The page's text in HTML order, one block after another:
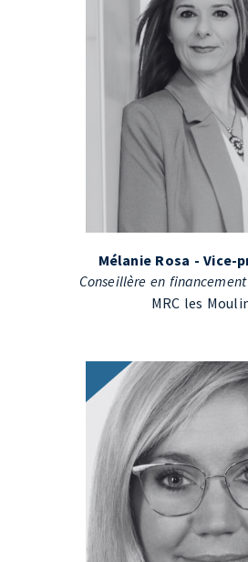
Mélanie Rosa - Vice-
Conseillère en
MRC les